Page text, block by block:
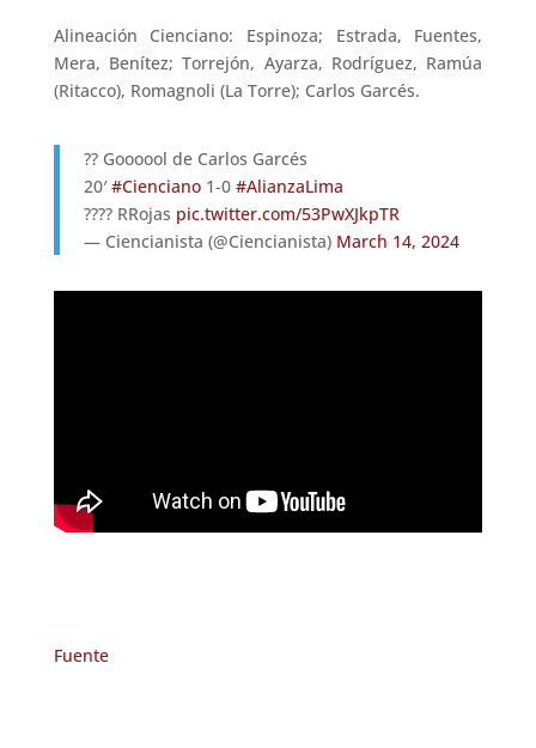
Alineación Cienciano: Espinoza; Estrada, Fuentes,
Mera, Benítez; Torrejón, Ayarza, Rodríguez, Ramúa
(Ritacco), Romagnoli (La Torre); Carlos Garcés.
?? Goooool de Carlos Garcés
20′#Cienciano1-0 #AlianzaLima
???? RRojas pic.twitter.com/53PwXJkpTR
— Ciencianista (@Ciencianista) March 14, 2024
Fuente